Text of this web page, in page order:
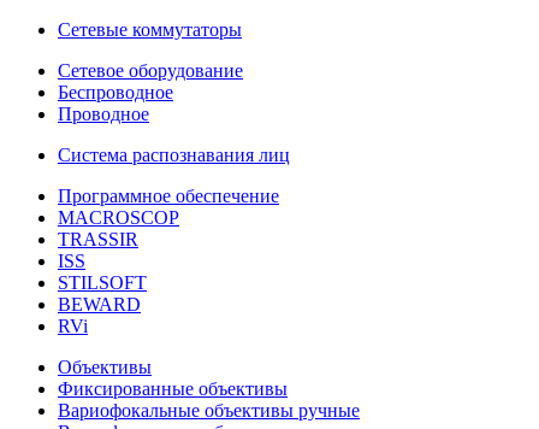
Сетевые коммутаторы
Сетевое оборудование
Беспроводное
Проводное
Система распознавания лиц
Программное обеспечение
MACROSCOP
TRASSIR
ISS
STILSOFT
BEWARD
RVi
Объективы
Фиксированные объективы
Вариофокальные объективы ручные